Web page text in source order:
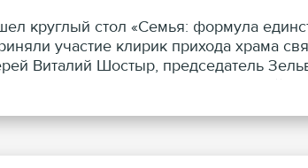
круглый стол «Семья: формула
участие клирик прихода храма
Виталий Шостыр, председатель